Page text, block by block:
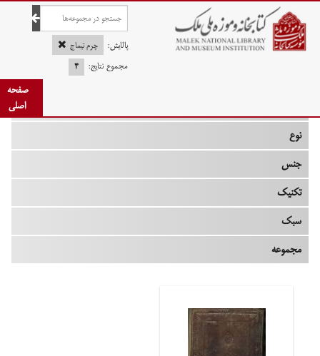
صفحه اصلی
پالایش:
چرم تیماج
مجموع نتایج:
۴
صفحه
اصلی
نوع
جنس
تکنیک
سبک
مجموعه